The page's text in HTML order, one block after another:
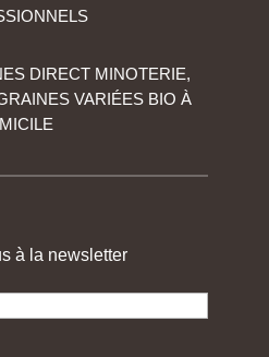
DIRECT MINOTERIE,
VARIÉES BIO À
à la newsletter